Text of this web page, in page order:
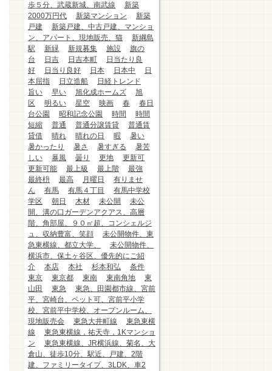
歩５分、武蔵新城、南武線
新築
2000万円代
新築マンション
新築
戸建
新築戸建、中古戸建、マンショ
ン、アパート、現地販売、猫
新綱島
駅
新緑 新規募集 施設
旗の
台
日吉 日吉本町
日当たり良
好
日当り良好 日本 日本中
日
本屈指
日立造船
日経トレンド
旨い
早い 旭化成ホームズ
旭
区
明るい 星空 映画 春
春日
台公園
昭和記念公園 時間
時間
短縮
普通 普通分譲賃貸
普通賃
貸借
晴れ 晴れの日 暇
暑い
暑かったり
暑さ 暑すぎる
暑苦
しい
暴風 曇り 更地
更新可
更新可能
最上級 最上階
最強
最終枡
最高 月曜日
有りませ
ん
有馬 有馬４丁目
有馬中学校
学区
朝日 木材 未公開
未公
開、溝の口ガーデンアクアス、高層
階、角部屋、９０㎡超、コンシェルジ
ュ、収納豊富、笑顔
未公開物件、東
急東横線、都立大学、
未公開物件、
横浜市、保土ヶ谷区、優先的にご紹
介
本店 本社 杉本和弘
条件
東京
東京都 東南 東南角地
東
山田
東急
東急、田園都市線、宮前
平、宮崎台、ペット可、宮前平小学
校、宮前平中学校、オープンルーム、
現地販売会
東急大井町線
東急東横
線
東急東横線，祐天寺，1Kマンショ
ン
東急東横線、JR横浜線、菊名、大
倉山、徒歩10分、駅近、戸建、2階
建、ファミリータイプ、3LDK、車2